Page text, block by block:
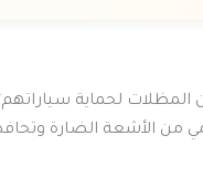
من الأشعة الضارة